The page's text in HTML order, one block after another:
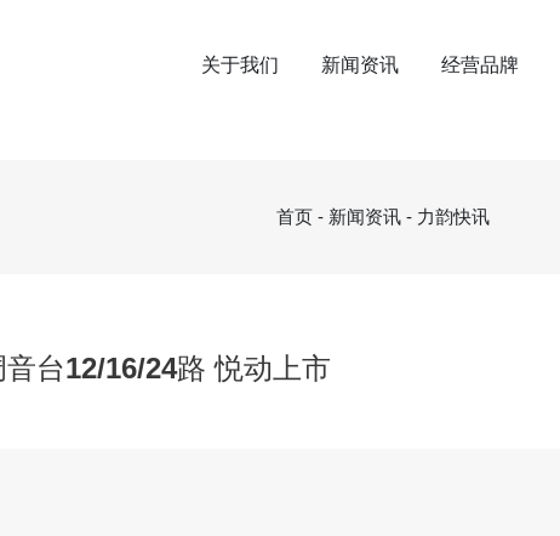
关于我们 新闻资讯 经营品牌
首页 - 新闻资讯 - 力韵快讯
台12/16/24路 悦动上市